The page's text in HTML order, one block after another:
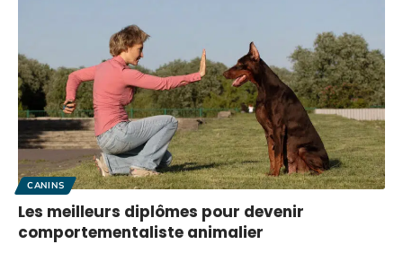
CANINS
Les meilleurs diplômes pour devenir
comportementaliste animalier